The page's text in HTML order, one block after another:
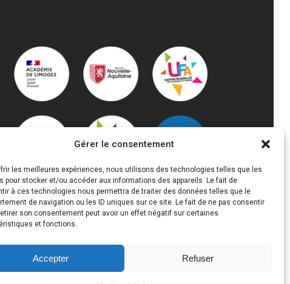
Gérer le consentement
les meilleures expériences, nous utilisons des technologies telles que les
pour stocker et/ou accéder aux informations des appareils. Le fait de
à ces technologies nous permettra de traiter des données telles que le
de navigation ou les ID uniques sur ce site. Le fait de ne pas consentir
son consentement peut avoir un effet négatif sur certaines
et fonctions.
Accepter Refuser